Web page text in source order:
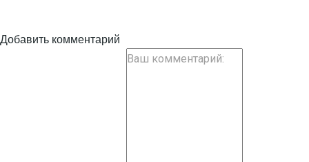
Добавить комментарий